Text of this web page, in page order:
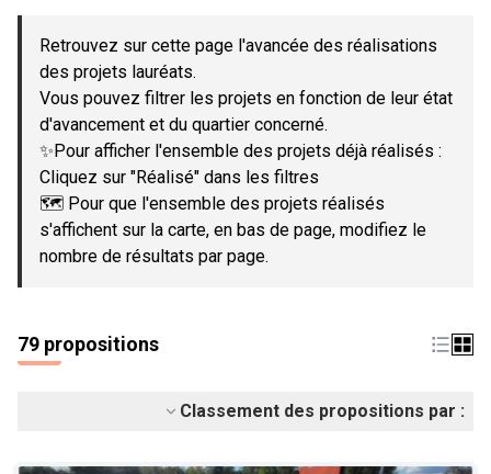
−
Retrouvez sur cette page l'avancée des réalisations
des projets lauréats.
Vous pouvez filtrer les projets en fonction de leur état
d'avancement et du quartier concerné.
✨Pour afficher l'ensemble des projets déjà réalisés :
Cliquez sur "Réalisé" dans les filtres
🗺️ Pour que l'ensemble des projets réalisés
s'affichent sur la carte, en bas de page, modifiez le
nombre de résultats par page.
79 propositions
Classement des propositions par :